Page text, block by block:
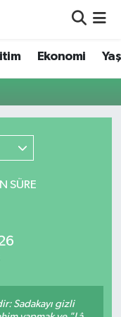
Ekonomi
SÜRE
Sadakayı gizli